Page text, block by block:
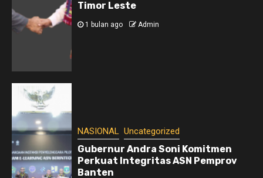
Timor Leste
1 bulan ago Admin
NASIONAL Uncategorized
Gubernur Andra Soni Komitmen
Perkuat Integritas ASN Pemprov
Banten